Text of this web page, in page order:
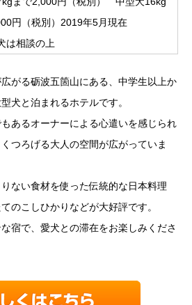
円（税別）2019年5月現在
は相談の上
がる砺波五箇山にある、中学生以上か
犬と泊まれるホテルです。
あるオーナーによる心遣いを感じられ
つろげる大人の空間が広がっていま
ない食材を使った伝統的な日本料理
のこしひかりなどが大好評です。
宿で、愛犬との滞在をお楽しみくださ